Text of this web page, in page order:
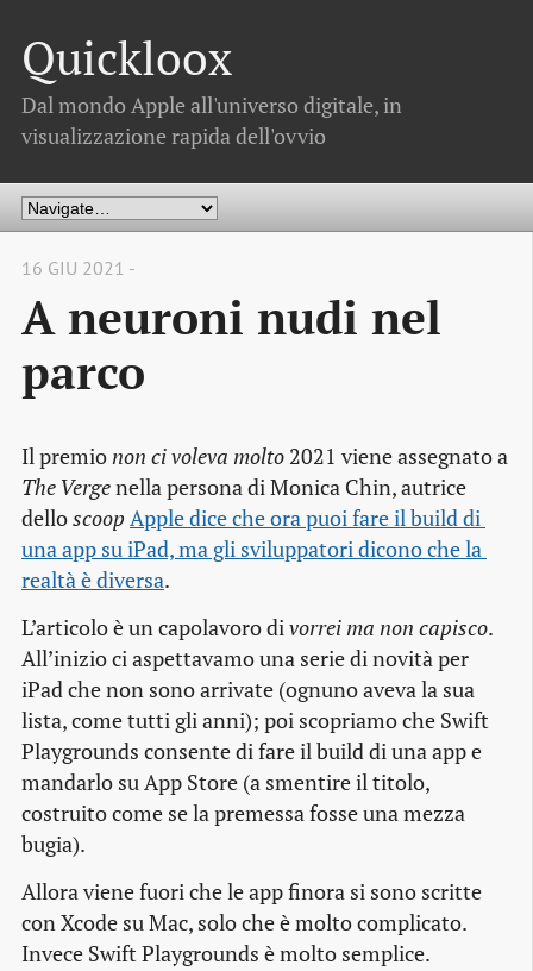
Quickloox
Dal mondo Apple all'universo digitale, in
visualizzazione rapida dell'ovvio
16 GIU 2021 -
A neuroni nudi nel
parco
Il premionon ci voleva molto 2021 viene assegnato a
The Vergenella persona di Monica Chin, autrice
delloscoopApple dice che ora puoi fare il build di
una app su iPad, ma gli sviluppatori dicono che la
realtà è diversa.
L’articolo è un capolavoro divorrei ma non capisco.
All’inizio ci aspettavamo una serie di novità per
iPad che non sono arrivate (ognuno aveva la sua
lista, come tutti gli anni); poi scopriamo che Swift
Playgrounds consente di fare il build di una app e
mandarlo su App Store (a smentire il titolo,
costruito come se la premessa fosse una mezza
bugia).
Allora viene fuori che le app finora si sono scritte
con Xcode su Mac, solo che è molto complicato.
Invece Swift Playgrounds è molto semplice.